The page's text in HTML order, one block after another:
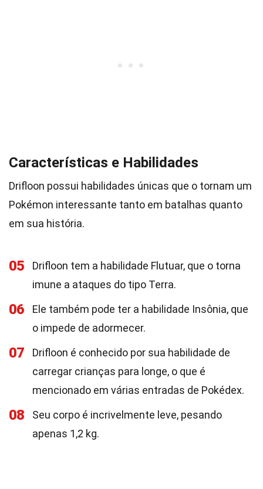
Características e Habilidades
Drifloon possui habilidades únicas que o tornam um
Pokémon interessante tanto em batalhas quanto
em sua história.
05
Drifloon tem a habilidade Flutuar, que o torna
imune a ataques do tipo Terra.
06
Ele também pode ter a habilidade Insônia, que
o impede de adormecer.
07
Drifloon é conhecido por sua habilidade de
carregar crianças para longe, o que é
mencionado em várias entradas de Pokédex.
08
Seu corpo é incrivelmente leve, pesando
apenas 1,2 kg.